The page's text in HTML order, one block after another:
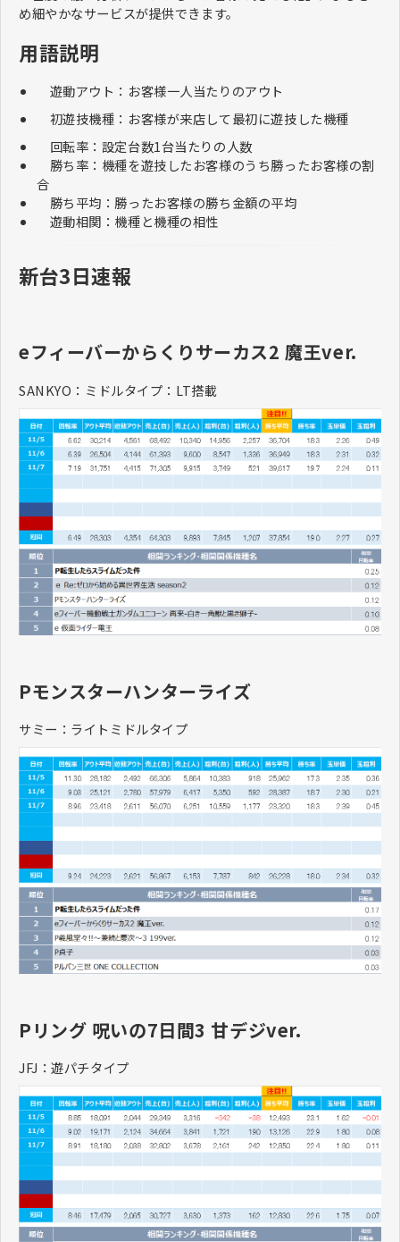
め細やかなサービスが提供できます。
用語説明
遊動アウト：お客様一人当たりのアウト
初遊技機種：お客様が来店して最初に遊技した機種
回転率：設定台数1台当たりの人数
勝ち率：機種を遊技したお客様のうち勝ったお客様の割
合
勝ち平均：勝ったお客様の勝ち金額の平均
遊動相関：機種と機種の相性
新台3日速報
eフィーバーからくりサーカス2 魔王ver.
SANKYO：ミドルタイプ：LT搭載
Pモンスターハンターライズ
サミー：ライトミドルタイプ
Pリング 呪いの7日間3 甘デジver.
JFJ：遊パチタイプ